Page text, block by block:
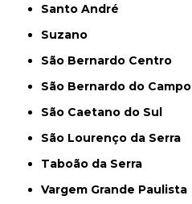
Santo André
Suzano
São Bernardo Centro
São Bernardo do Campo
São Caetano do Sul
São Lourenço da Serra
Taboão da Serra
Vargem Grande Paulista